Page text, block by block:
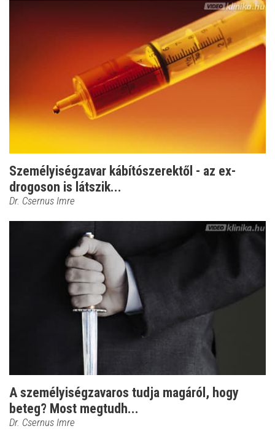
Személyiségzavar kábítószerektől - az ex-
drogoson is látszik...
Dr. Csernus Imre
A személyiségzavaros tudja magáról, hogy
beteg? Most megtudh...
Dr. Csernus Imre